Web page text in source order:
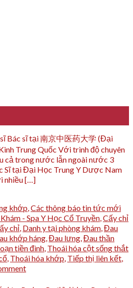
Bác sĩ tại 南京中医药大学 (Đại
Trung Quốc Với trình độ chuyên
cả trong nước lẫn ngoài nước 3
Sĩ tại Đại Học Trung Y Dược Nam
nhiều […]
khớp Các thông báo tin tức mới
- Spa Y Học Cổ Truyền Cấy chỉ
chỉ Danh y tại phòng khám Đau
khớp háng Đau lưng Đau thần
tiền đình Thoái hóa cột sống thắt
Thoái hóa khớp Tiếp thị liên kết